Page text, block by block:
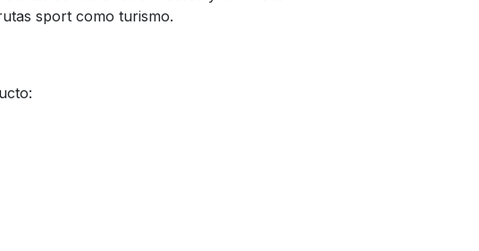
sport como turismo.